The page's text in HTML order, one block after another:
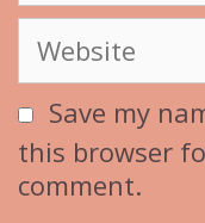
Website
Save my
this browser
comment.